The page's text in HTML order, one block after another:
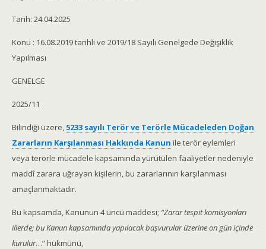
Tarih: 24.04.2025
Konu : 16.08.2019 tarihli ve 2019/18 Sayılı Genelgede Değişiklik
Yapılması
GENELGE
2025/11
Bilindiği üzere, 5233 sayılı Terör ve Terörle Mücadeleden Doğan
Zararların Karşılanması Hakkında Kanun ile terör eylemleri
veya terörle mücadele kapsamında yürütülen faaliyetler nedeniyle
maddî zarara uğrayan kişilerin, bu zararlarının karşılanması
amaçlanmaktadır.
Bu kapsamda, Kanunun 4 üncü maddesi; “Zarar tespit komisyonları
illerde; bu Kanun kapsamında yapılacak başvurular üzerine on gün içinde
kurulur…” hükmünü,